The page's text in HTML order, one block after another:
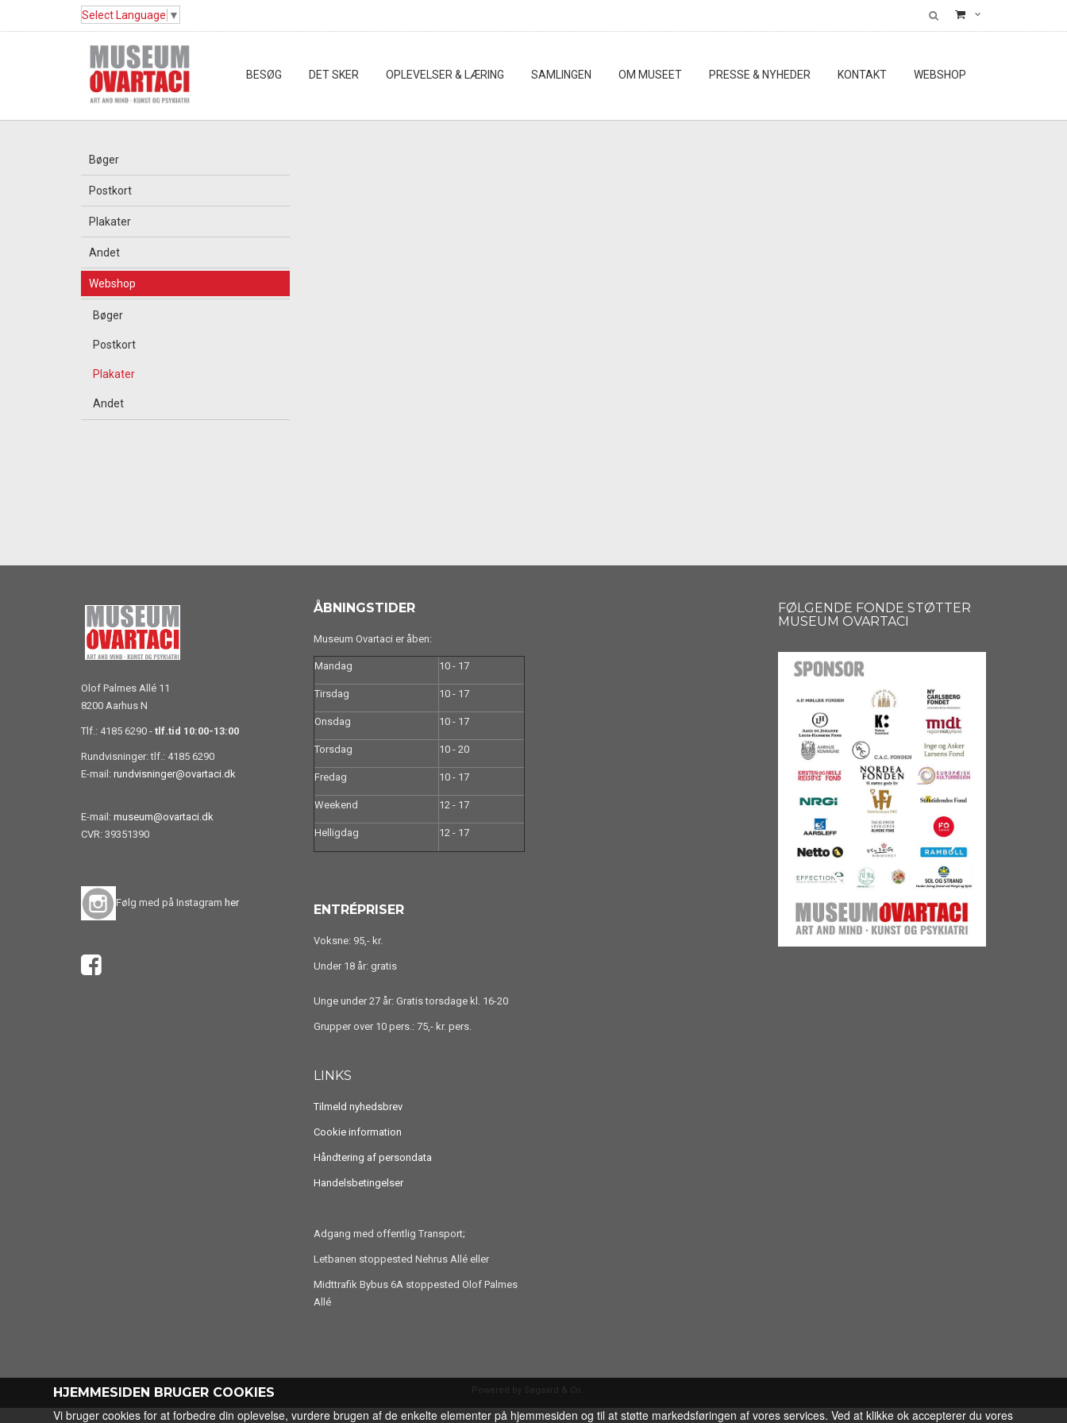
Select Language ▼
BESØG DET SKER OPLEVELSER & LÆRING SAMLINGEN OM MUSEET PRESSE & NYHEDER KONTAKT WEBSHOP
Bøger
Postkort
Plakater
Andet
Webshop
Bøger
Postkort
Plakater
Andet
Olof Palmes Allé 11
8200 Aarhus N
Tlf.: 4185 6290 - tlf.tid 10:00-13:00
Rundvisninger: tlf.: 4185 6290
E-mail: rundvisninger@ovartaci.dk
E-mail: museum@ovartaci.dk
CVR: 39351390
Følg med på Instagram her
ÅBNINGSTIDER
Museum Ovartaci er åben:
Mandag 10 - 17
Tirsdag 10 - 17
Onsdag 10 - 17
Torsdag 10 - 20
Fredag 10 - 17
Weekend 12 - 17
Helligdag 12 - 17
ENTRÉPRISER
Voksne: 95,- kr.
Under 18 år: gratis
Unge under 27 år: Gratis torsdage kl. 16-20
Grupper over 10 pers.: 75,- kr. pers.
LINKS
Tilmeld nyhedsbrev
Cookie information
Håndtering af persondata
Handelsbetingelser
Adgang med offentlig Transport;
Letbanen stoppested Nehrus Allé eller
Midttrafik Bybus 6A stoppested Olof Palmes
Allé
FØLGENDE FONDE STØTTER
MUSEUM OVARTACI
Powered by Søgaard & Co.
HJEMMESIDEN BRUGER COOKIES
Vi bruger cookies for at forbedre din oplevelse, vurdere brugen af de enkelte elementer på hjemmesiden og til at støtte markedsføringen af vores services. Ved at klikke ok accepterer du vores